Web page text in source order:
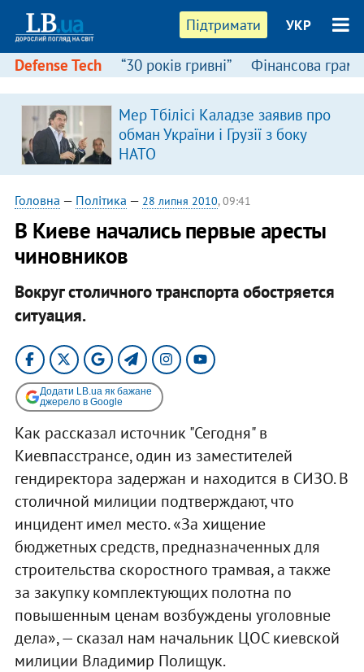
Підтримати УКР
Defense Tech “30 років гривні” Фінансова
Мер Тбілісі Каладзе заявив про
обман України і Грузії з боку
НАТО
Головна — Політика — 28 липня 2010, 09:41
В Киеве начались первые аресты
чиновников
Вокруг столичного транспорта обостряется
ситуация.
Додати LB.ua як бажане
джерело в Google
Как рассказал источник "Сегодня" в
Киевпасстрансе, один из заместителей
гендиректора задержан и находится в СИЗО. В
столичной милиции подтверждают, что
инцидент имел место. «За хищение
бюджетных средств, предназначенных для
строительства скоростного трамвая, а также
за закупку комплектующих полотна по
повышенным ценам возбуждены уголовные
дела», — сказал нам начальник ЦОС киевской
милиции Владимир Полищук.